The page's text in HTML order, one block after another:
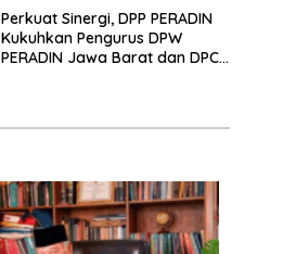
Perkuat Sinergi, DPP PERADIN
Kukuhkan Pengurus DPW
PERADIN Jawa Barat dan DPC